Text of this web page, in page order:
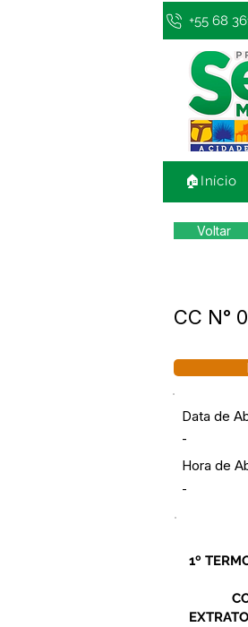
+55 68
🏠Início
Voltar
CC N°
Data de
-
Hora de
-
1º